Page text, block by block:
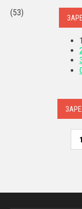
(53)
1
1